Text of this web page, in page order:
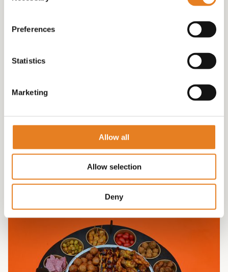
Preferences
Statistics
Marketing
Allow all
Allow selection
Deny
BORRELSCHAAL INCL 18 HAMBURGERS grote
€ 85.00